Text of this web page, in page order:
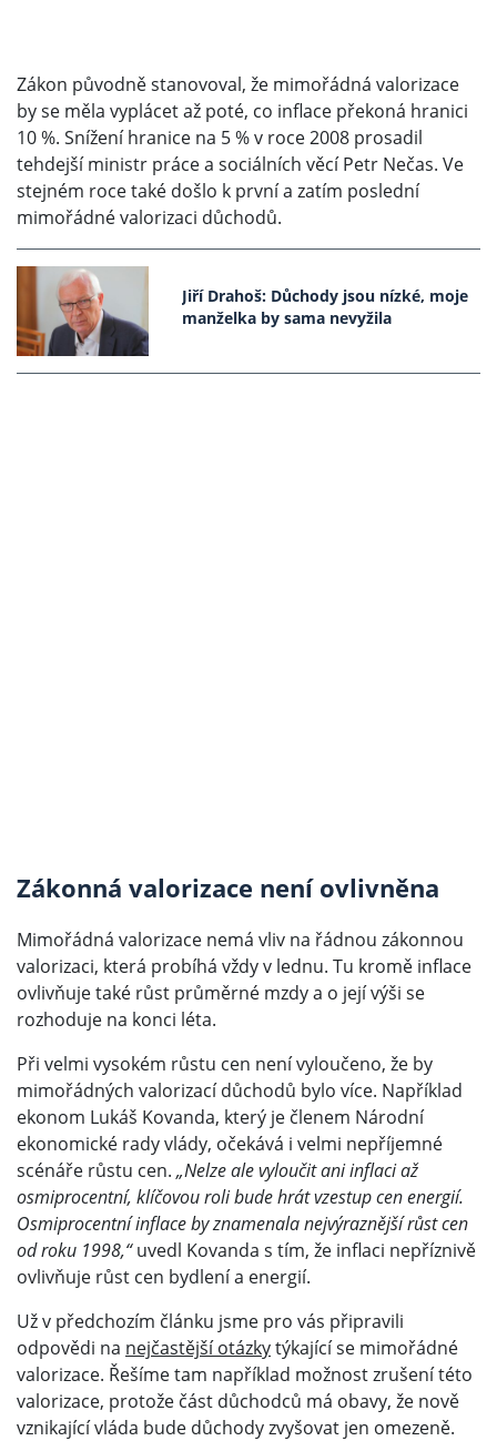
Zákon původně stanovoval, že mimořádná valorizace
by se měla vyplácet až poté, co inflace překoná hranici
10 %. Snížení hranice na 5 % v roce 2008 prosadil
tehdejší ministr práce a sociálních věcí Petr Nečas. Ve
stejném roce také došlo k první a zatím poslední
mimořádné valorizaci důchodů.
Jiří Drahoš: Důchody jsou nízké, moje
manželka by sama nevyžila
Zákonná valorizace není ovlivněna
Mimořádná valorizace nemá vliv na řádnou zákonnou
valorizaci, která probíhá vždy v lednu. Tu kromě inflace
ovlivňuje také růst průměrné mzdy a o její výši se
rozhoduje na konci léta.
Při velmi vysokém růstu cen není vyloučeno, že by
mimořádných valorizací důchodů bylo více. Například
ekonom Lukáš Kovanda, který je členem Národní
ekonomické rady vlády, očekává i velmi nepříjemné
scénáře růstu cen. „Nelze ale vyloučit ani inflaci až
osmiprocentní, klíčovou roli bude hrát vzestup cen energií.
Osmiprocentní inflace by znamenala nejvýraznější růst cen
od roku 1998,“uvedl Kovanda s tím, že inflaci nepříznivě
ovlivňuje růst cen bydlení a energií.
Už v předchozím článku jsme pro vás připravili
odpovědi na nejčastější otázkytýkající se mimořádné
valorizace. Řešíme tam například možnost zrušení této
valorizace, protože část důchodců má obavy, že nově
vznikající vláda bude důchody zvyšovat jen omezeně.